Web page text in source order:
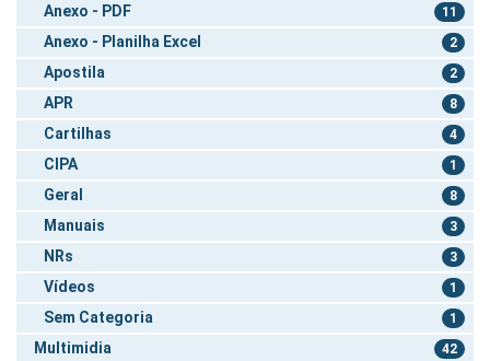
Anexo - PDF 11
Anexo - Planilha Excel 2
Apostila 2
APR 8
Cartilhas 4
CIPA 1
Geral 8
Manuais 3
NRs 3
Vídeos 1
Sem Categoria 1
Multimidia 42